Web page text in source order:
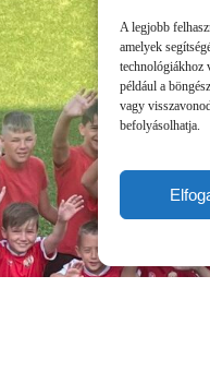
A legjobb
amelyek
technológiákhoz
például a
vagy
befolyásolhatja.